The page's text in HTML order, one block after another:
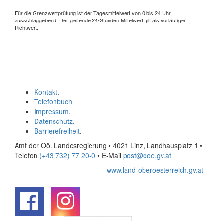
Für die Grenzwertprüfung ist der Tagesmittelwert von 0 bis 24 Uhr
ausschlaggebend. Der gleitende 24-Stunden Mittelwert gilt als vorläufiger
Richtwert.
Kontakt.
Telefonbuch.
Impressum.
Datenschutz.
Barrierefreiheit.
Amt der Oö. Landesregierung • 4021 Linz, Landhausplatz 1 •
Telefon (+43 732) 77 20-0 • E-Mail post@ooe.gv.at
www.land-oberoesterreich.gv.at